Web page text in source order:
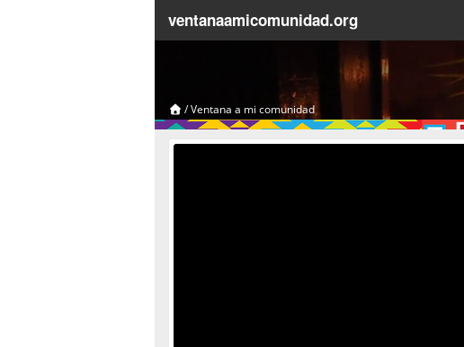
ventanaamicomunidad.org
/Ventana a mi comunidad